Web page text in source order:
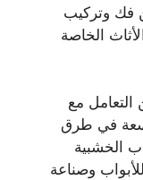
فك وتركيب
الخاصة
التعامل مع
في طرق
الخشبية
وصناعة